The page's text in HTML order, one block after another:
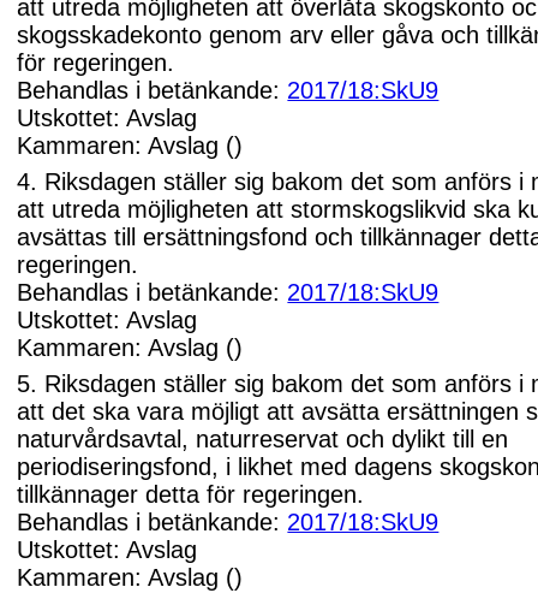
att utreda möjligheten att överlåta skogskonto
skogsskadekonto genom arv eller gåva och
för regeringen.
Behandlas i betänkande: 2017/18:SkU9
Utskottet: Avslag
Kammaren: Avslag ()
4. Riksdagen ställer sig bakom det som anförs i
att utreda möjligheten att stormskogslikvid ska
avsättas till ersättningsfond och tillkännager
regeringen.
Behandlas i betänkande: 2017/18:SkU9
Utskottet: Avslag
Kammaren: Avslag ()
5. Riksdagen ställer sig bakom det som anförs i
att det ska vara möjligt att avsätta ersättningen
naturvårdsavtal, naturreservat och dylikt till en
periodiseringsfond, i likhet med dagens
tillkännager detta för regeringen.
Behandlas i betänkande: 2017/18:SkU9
Utskottet: Avslag
Kammaren: Avslag ()